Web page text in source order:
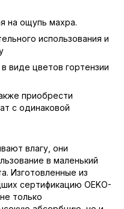
на ощупь махра.
использования и
​​виде цветов гортензии
приобрести
с одинаковой
влагу, они
в маленький
Изготовленные из
сертификацию OEKO-
только